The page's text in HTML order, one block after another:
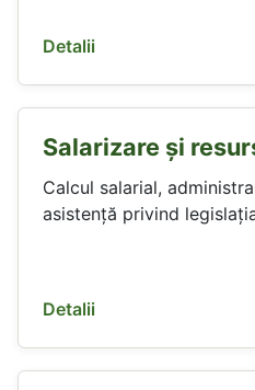
Detalii
Salarizare și
Calcul salarial,
asistență privind
Detalii